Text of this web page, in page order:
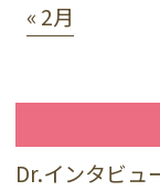
« 2月
Dr.インタビュ